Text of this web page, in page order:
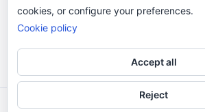
cookies, or configure your preferences.
Cookie policy
Accept all
Reject